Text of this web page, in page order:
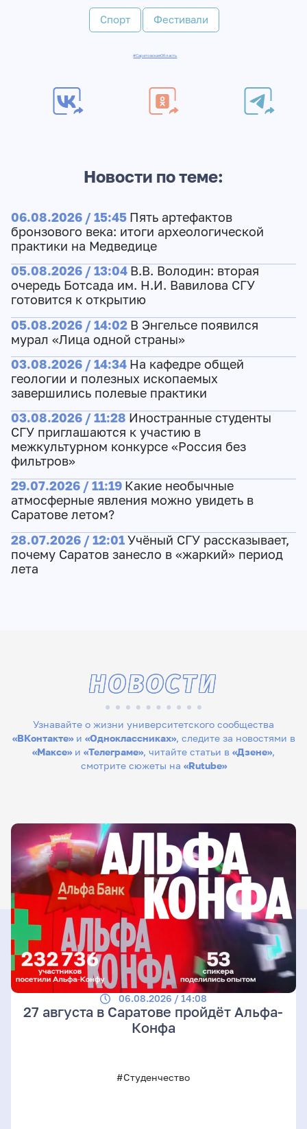
Спорт Фестивали
#СаратовскаяОбласть
Новости по теме:
06.08.2026 / 15:45 Пять артефактов
бронзового века: итоги археологической
практики на Медведице
05.08.2026 / 13:04 В.В. Володин: вторая
очередь Ботсада им. Н.И. Вавилова СГУ
готовится к открытию
05.08.2026 / 14:02 В Энгельсе появился
мурал «Лица одной страны»
03.08.2026 / 14:34 На кафедре общей
геологии и полезных ископаемых
завершились полевые практики
03.08.2026 / 11:28 Иностранные студенты
СГУ приглашаются к участию в
межкультурном конкурсе «Россия без
фильтров»
29.07.2026 / 11:19 Какие необычные
атмосферные явления можно увидеть в
Саратове летом?
28.07.2026 / 12:01Учёный СГУ рассказывает,
почему Саратов занесло в «жаркий» период
лета
Узнавайте о жизни университетского сообщества
«ВКонтакте»и «Одноклассниках», следите за новостями в
«Максе» и «Телеграме», читайте статьи в «Дзене»,
смотрите сюжеты на «Rutube»
НОВОСТИ
06.08.2026 / 14:08
27 августа в Саратове пройдёт Альфа-
Конфа
#Студенчество